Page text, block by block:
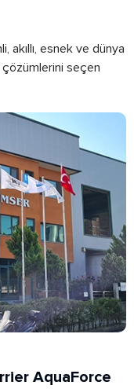
akıllı, esnek ve dünya
seçen
AquaForce